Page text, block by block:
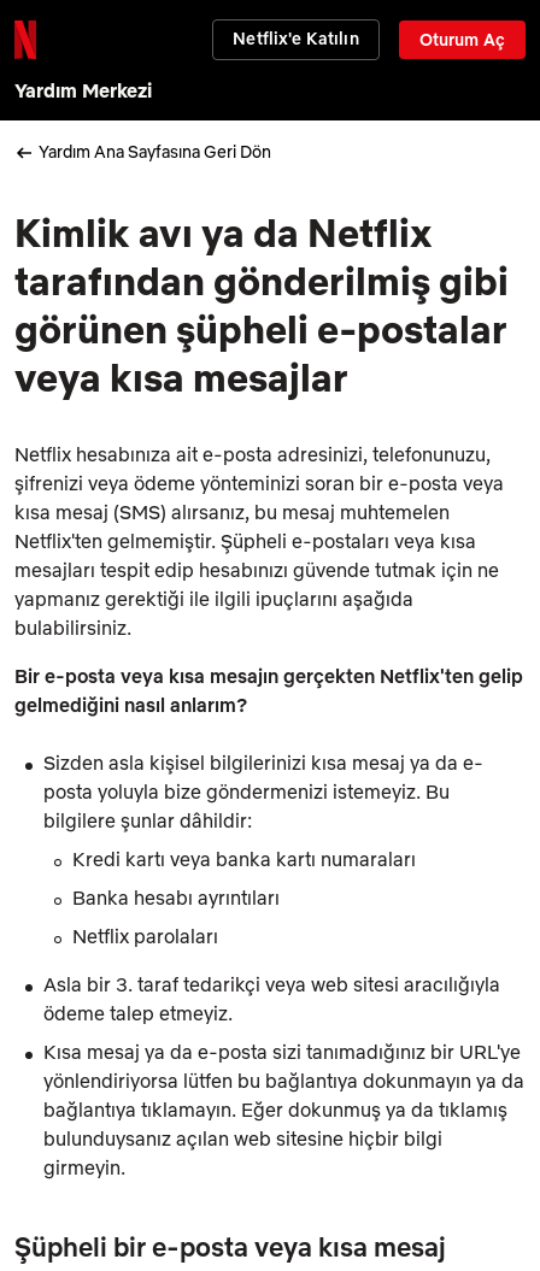
Netflix'e Katılın Oturum Aç
Yardım Merkezi
Yardım Ana Sayfasına Geri Dön
Kimlik avı ya da Netflix
tarafından gönderilmiş gibi
görünen şüpheli e-postalar
veya kısa mesajlar
Netflix hesabınıza ait e-posta adresinizi, telefonunuzu,
şifrenizi veya ödeme yönteminizi soran bir e-posta veya
kısa mesaj (SMS) alırsanız, bu mesaj muhtemelen
Netflix'ten gelmemiştir. Şüpheli e-postaları veya kısa
mesajları tespit edip hesabınızı güvende tutmak için ne
yapmanız gerektiği ile ilgili ipuçlarını aşağıda
bulabilirsiniz.
Bir e-posta veya kısa mesajın gerçekten Netflix'ten gelip
gelmediğini nasıl anlarım?
Sizden asla kişisel bilgilerinizi kısa mesaj ya da e-
posta yoluyla bize göndermenizi istemeyiz. Bu
bilgilere şunlar dâhildir:
Kredi kartı veya banka kartı numaraları
Banka hesabı ayrıntıları
Netflix parolaları
Asla bir 3. taraf tedarikçi veya web sitesi aracılığıyla
ödeme talep etmeyiz.
Kısa mesaj ya da e-posta sizi tanımadığınız bir URL'ye
yönlendiriyorsa lütfen bu bağlantıya dokunmayın ya da
bağlantıya tıklamayın. Eğer dokunmuş ya da tıklamış
bulunduysanız açılan web sitesine hiçbir bilgi
girmeyin.
Şüpheli bir e-posta veya kısa mesaj